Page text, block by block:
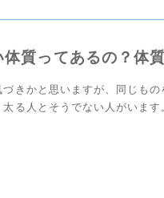
体質ってあるの？体
づきかと思いますが、同じも
太る人とそうでない人がいま